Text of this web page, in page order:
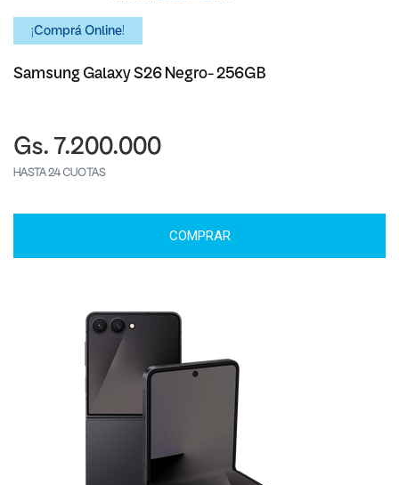
¡Comprá Online!
Samsung Galaxy S26 Negro- 256GB
Gs. 7.200.000
HASTA 24 CUOTAS
COMPRAR